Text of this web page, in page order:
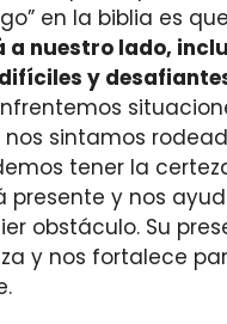
en la biblia es que
a nuestro lado,
y
sintamos
tener la
presente y nos
obstáculo. Su
y nos fortalece